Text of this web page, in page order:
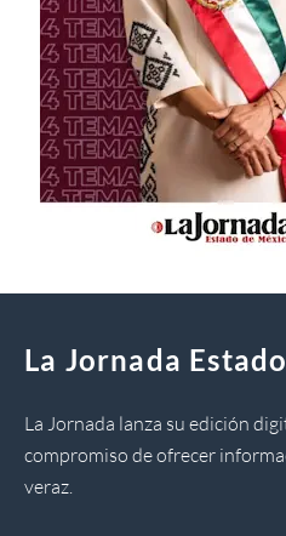
La Jornada
La Jornada lanza su edición
compromiso de ofrecer
veraz.